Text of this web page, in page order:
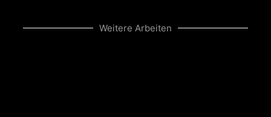
Weitere Arbeiten